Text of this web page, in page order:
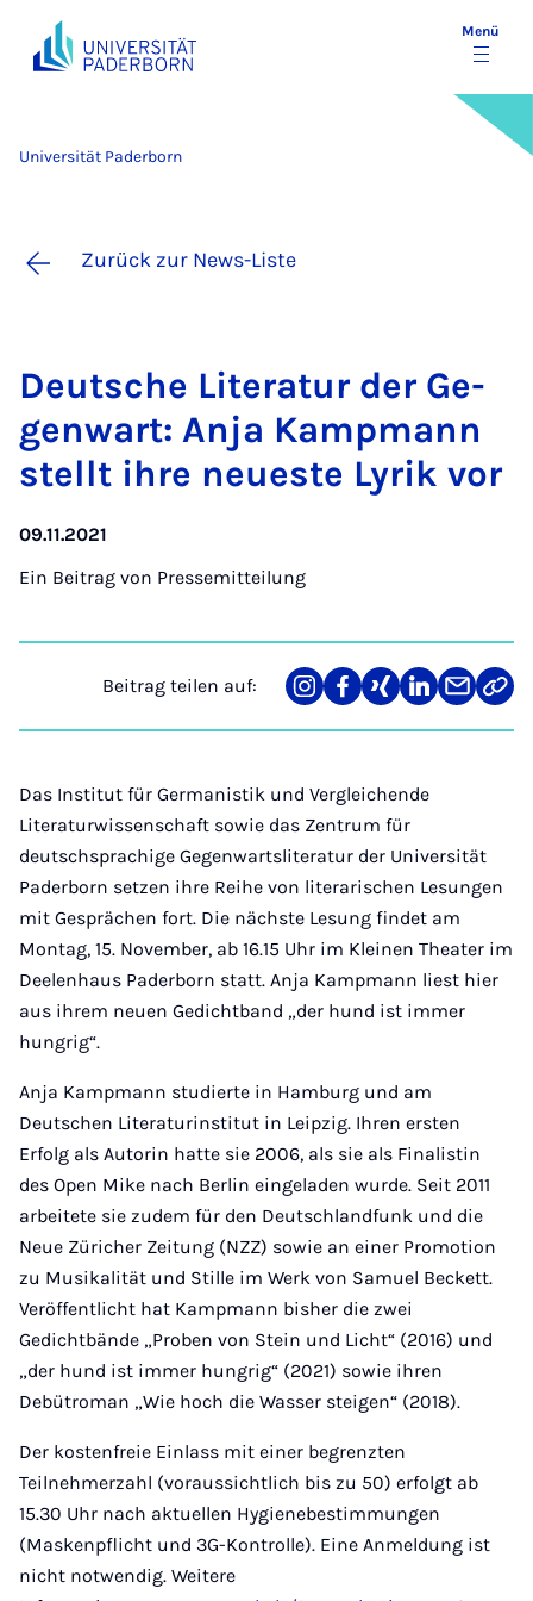
Menü
Universität Paderborn
Zurück zur News-Liste
Deut­sche Li­te­ra­tur der Ge­
gen­wart: An­ja Kamp­mann
stellt ih­re neu­es­te Ly­rik vor
09.11.2021
Ein Beitrag von Pressemitteilung
Beitrag teilen auf:
Teilen
auf
Teilen
auf
Teilen
auf
Teilen
auf
Teilen
über
Link
Das Institut für Germanistik und Vergleichende
Literaturwissenschaft sowie das Zentrum für
deutschsprachige Gegenwartsliteratur der Universität
Paderborn setzen ihre Reihe von literarischen Lesungen
mit Gesprächen fort. Die nächste Lesung findet am
Montag, 15. November, ab 16.15 Uhr im Kleinen Theater im
Deelenhaus Paderborn statt. Anja Kampmann liest hier
aus ihrem neuen Gedichtband „der hund ist immer
hungrig“.
Anja Kampmann studierte in Hamburg und am
Deutschen Literaturinstitut in Leipzig. Ihren ersten
Erfolg als Autorin hatte sie 2006, als sie als Finalistin
des Open Mike nach Berlin eingeladen wurde. Seit 2011
arbeitete sie zudem für den Deutschlandfunk und die
Neue Züricher Zeitung (NZZ) sowie an einer Promotion
zu Musikalität und Stille im Werk von Samuel Beckett.
Veröffentlicht hat Kampmann bisher die zwei
Gedichtbände „Proben von Stein und Licht“ (2016) und
„der hund ist immer hungrig“ (2021) sowie ihren
Debütroman „Wie hoch die Wasser steigen“ (2018).
Der kostenfreie Einlass mit einer begrenzten
Teilnehmerzahl (voraussichtlich bis zu 50) erfolgt ab
15.30 Uhr nach aktuellen Hygienebestimmungen
(Maskenpflicht und 3G-Kontrolle). Eine Anmeldung ist
nicht notwendig. Weitere